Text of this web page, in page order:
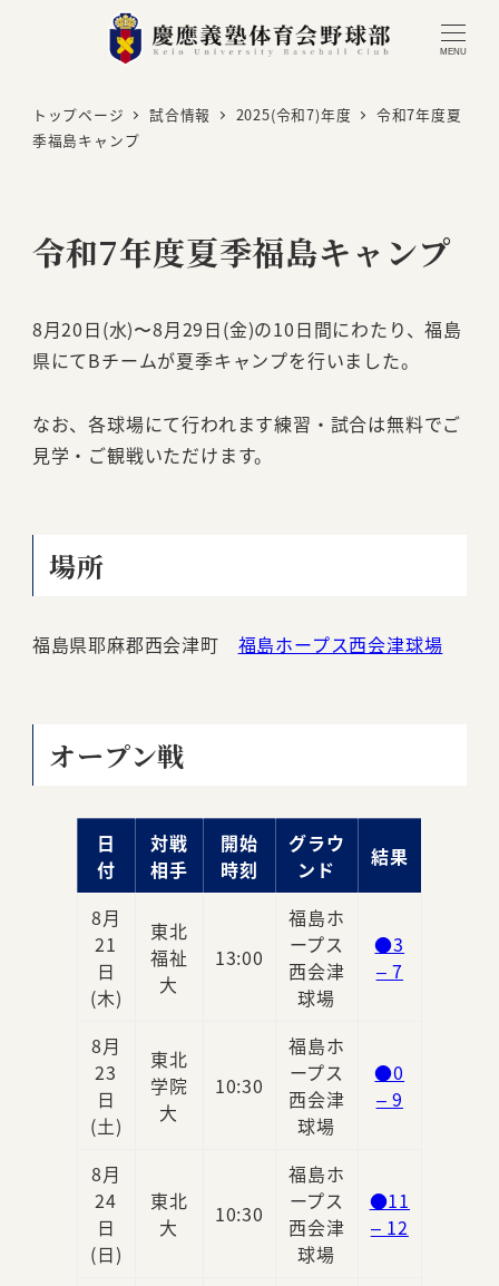
MENU
トップページ 試合情報 2025(令和7)年度
令和7年度夏
季福島キャンプ
令和7年度夏季福島キャンプ
8月20日(水)〜8月29日(金)の10日間にわたり、福島
県にてBチームが夏季キャンプを行いました。
なお、各球場にて行われます練習・試合は無料でご
見学・ご観戦いただけます。
場所
福島県耶麻郡西会津町 福島ホープス西会津球場
オープン戦
日
付
対戦
相手
開始
時刻
グラウ
ンド
結果
8月
21
日
(木)
東北
福祉
大
13:00
福島ホ
ープス
西会津
球場
●3
– 7
8月
23
日
(土)
東北
学院
大
10:30
福島ホ
ープス
西会津
球場
●0
– 9
8月
24
日
(日)
東北
大
10:30
福島ホ
ープス
西会津
球場
●11
– 12